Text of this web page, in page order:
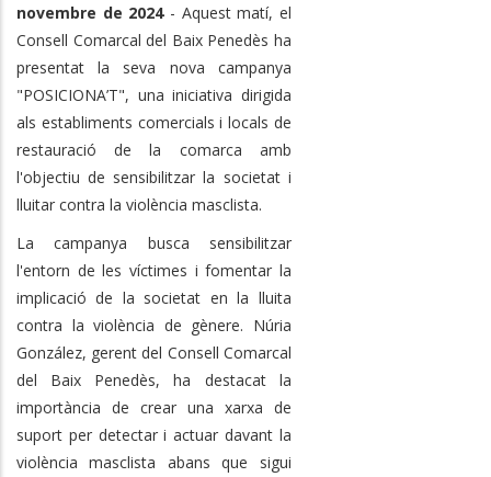
novembre de 2024- Aquest matí, el
Consell Comarcal del Baix Penedès ha
presentat la seva nova campanya
"POSICIONA’T", una iniciativa dirigida
als establiments comercials i locals de
restauració de la comarca amb
l'objectiu de sensibilitzar la societat i
lluitar contra la violència masclista.
La campanya busca sensibilitzar
l'entorn de les víctimes i fomentar la
implicació de la societat en la lluita
contra la violència de gènere. Núria
González, gerent del Consell Comarcal
del Baix Penedès, ha destacat la
importància de crear una xarxa de
suport per detectar i actuar davant la
violència masclista abans que sigui